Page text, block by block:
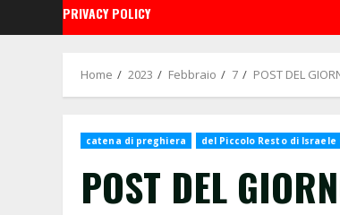
PRIVACY POLICY
Home 2023 Febbraio 7 POST DEL
catena di preghiera del Piccolo Resto di Israele
POST DEL